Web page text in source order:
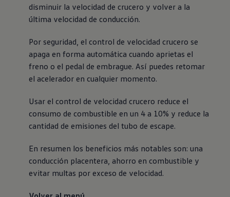
disminuir la velocidad de crucero y volver a la
última velocidad de conducción.
Por seguridad, el control de velocidad crucero se
apaga en forma automática cuando aprietas el
freno o el pedal de embrague. Así puedes retomar
el acelerador en cualquier momento.
Usar el control de velocidad crucero reduce el
consumo de combustible en un 4 a 10% y reduce la
cantidad de emisiones del tubo de escape.
En resumen los beneficios más notables son: una
conducción placentera, ahorro en combustible y
evitar multas por exceso de velocidad.